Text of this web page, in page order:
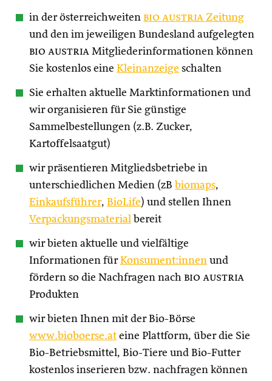
in der österreichweiten bio austria Zeitung
und den im jeweiligen Bundesland aufgelegten
bio austria Mitgliederinformationen können
Sie kostenlos eine Kleinanzeige schalten
Sie erhalten aktuelle Marktinformationen und
wir organisieren für Sie günstige
Sammelbestellungen (z.B. Zucker,
Kartoffelsaatgut)
wir präsentieren Mitgliedsbetriebe in
unterschiedlichen Medien (zB biomaps,
Einkaufsführer, BioLife) und stellen Ihnen
Verpackungsmaterial bereit
wir bieten aktuelle und vielfältige
Informationen fürKonsument:innen und
fördern so die Nachfragen nach bio austria
Produkten
wir bieten Ihnen mit der Bio-Börse
www.bioboerse.at eine Plattform, über die Sie
Bio-Betriebsmittel, Bio-Tiere und Bio-Futter
kostenlos inserieren bzw. nachfragen können